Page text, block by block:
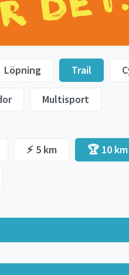
Löpning Trail
Multisport
⚡️ 5 km 🏆 10 km